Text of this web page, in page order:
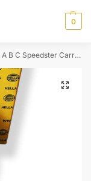
0
Speedster Carrera GS GT